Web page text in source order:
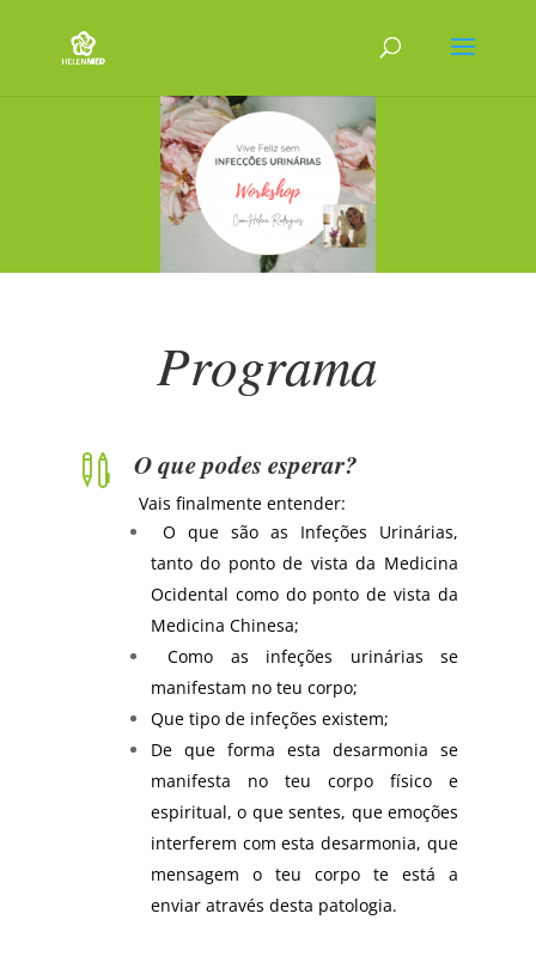
Programa
 O que podes esperar?
Vais finalmente entender:
O que são as Infeções Urinárias,
tanto do ponto de vista da Medicina
Ocidental como do ponto de vista da
Medicina Chinesa;
Como as infeções urinárias se
manifestam no teu corpo;
Que tipo de infeções existem;
De que forma esta desarmonia se
manifesta no teu corpo físico e
espiritual, o que sentes, que emoções
interferem com esta desarmonia, que
mensagem o teu corpo te está a
enviar através desta patologia.